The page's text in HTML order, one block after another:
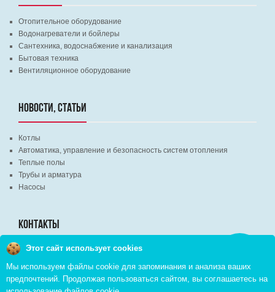
Отопительное оборудование
Водонагреватели и бойлеры
Сантехника, водоснабжение и канализация
Бытовая техника
Вентиляционное оборудование
НОВОСТИ, СТАТЬИ
Котлы
Автоматика, управление и безопасность систем отопления
Теплые полы
Трубы и арматура
Насосы
КОНТАКТЫ
г. Минск, ВЦ "Экспобел", строительный рынок, павильон № 8c
г. Минск, ул. М. Лынькова, д. 35, пом. 199
+375 (29) 110-46-46 (А1)
Этот сайт использует cookies
Мы используем файлы cookie для запоминания и анализа ваших
предпочтений. Продолжая пользоваться сайтом, вы соглашаетесь на